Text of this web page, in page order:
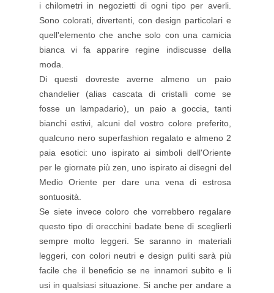
i chilometri in negozietti di ogni tipo per averli.
Sono colorati, divertenti, con design particolari e
quell'elemento che anche solo con una camicia
bianca vi fa apparire regine indiscusse della
moda.
Di questi dovreste averne almeno un paio
chandelier (alias cascata di cristalli come se
fosse un lampadario), un paio a goccia, tanti
bianchi estivi, alcuni del vostro colore preferito,
qualcuno nero superfashion regalato e almeno 2
paia esotici: uno ispirato ai simboli dell'Oriente
per le giornate più zen, uno ispirato ai disegni del
Medio Oriente per dare una vena di estrosa
sontuosità.
Se siete invece coloro che vorrebbero regalare
questo tipo di orecchini badate bene di sceglierli
sempre molto leggeri. Se saranno in materiali
leggeri, con colori neutri e design puliti sarà più
facile che il beneficio se ne innamori subito e li
usi in qualsiasi situazione. Si anche per andare a